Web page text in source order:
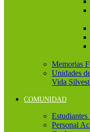
Memorias
Unidades
Vida
COMUNIDAD
Personal